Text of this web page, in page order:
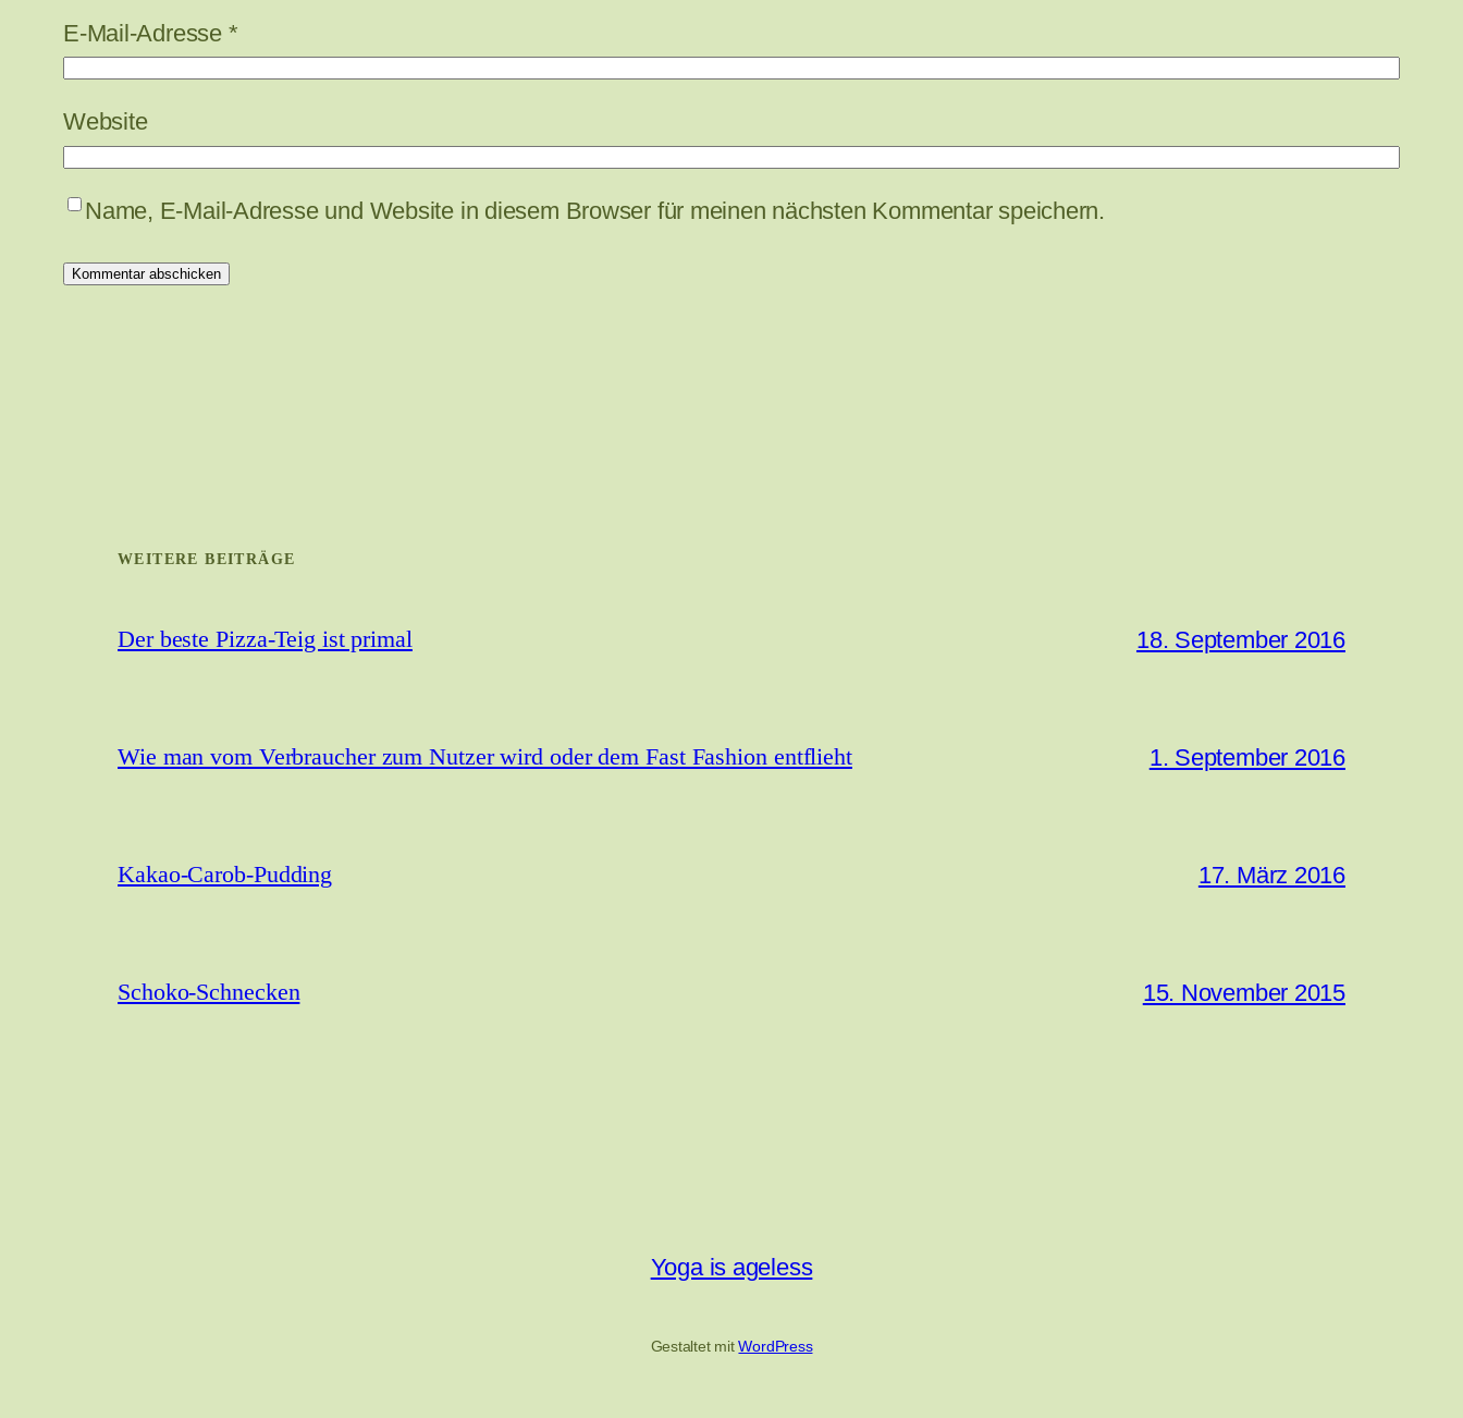
E-Mail-Adresse *
Website
Name, E-Mail-Adresse und Website in diesem Browser für meinen nächsten Kommentar speichern.
WEITERE BEITRÄGE
Der beste Pizza-Teig ist primal 18. September 2016
Wie man vom Verbraucher zum Nutzer wird oder dem Fast Fashion entflieht 1. September 2016
Kakao-Carob-Pudding 17. März 2016
Schoko-Schnecken 15. November 2015
Yoga is ageless
Gestaltet mitWordPress